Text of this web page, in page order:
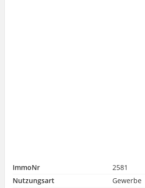
ImmoNr
2581
Nutzungsart
Gewerbe